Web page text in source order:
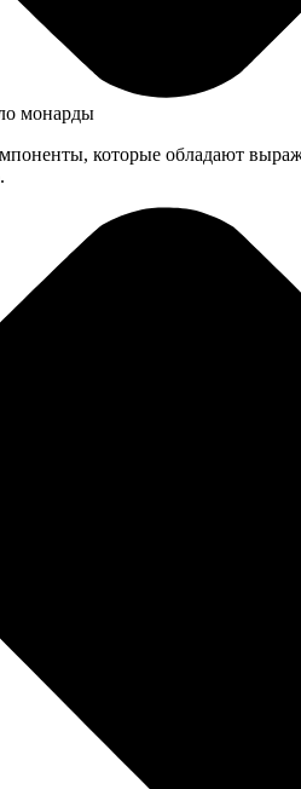
монарды
которые обладают